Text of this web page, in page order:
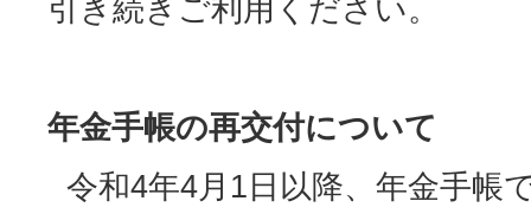
引き続きご利用ください。
年金手帳の再交付について
令和4年4月1日以降、年金手帳